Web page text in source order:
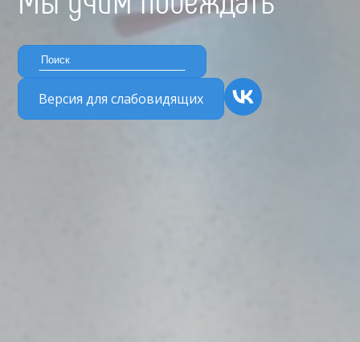
Версия для слабовидящих